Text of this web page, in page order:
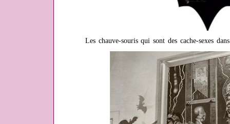
Les chauve-souris qui sont des cache-sexes